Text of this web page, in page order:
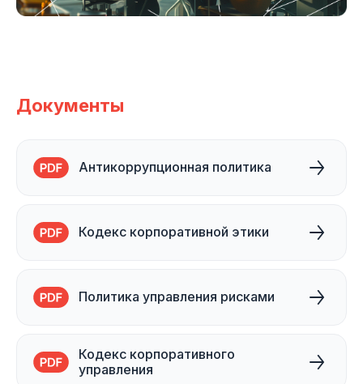
Документы
Антикоррупционная политика
Кодекс корпоративной этики
Политика управления рисками
Кодекс корпоративного
управления